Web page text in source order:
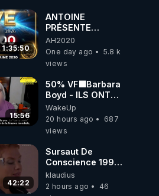
1:35:50
ANTOINE
PRÉSENTE
AH2020 LE LIVE
20H ***DU
06/08/2026***
AH2020
One day ago
5.8 k
views
15:56
50% VF🟩Barbara
Boyd - ILS ONT
MENTI SUR TOUT
-Jocelyne
Traduction
WakeUp
20 hours ago
687
views
42:22
Sursaut De
Conscience 1998
- toujours
d'actualité ....Au
Dela Du Réel
klaudius
2 hours ago
46